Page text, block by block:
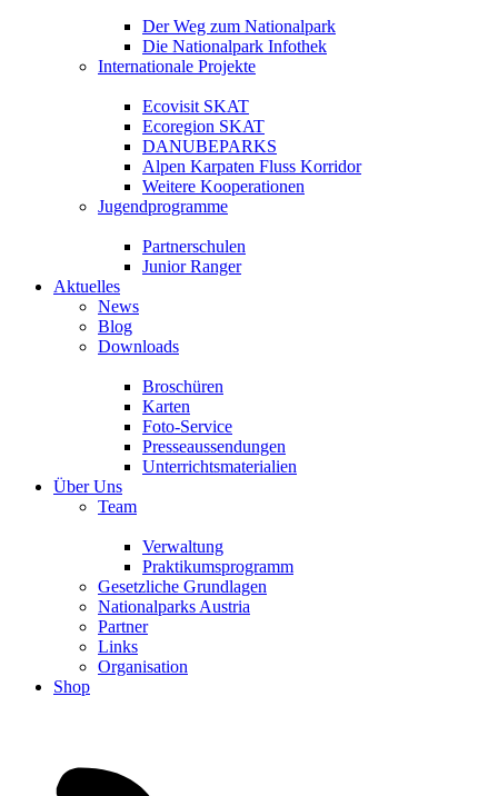
Der Weg zum Nationalpark
Die Nationalpark Infothek
Internationale Projekte
Ecovisit SKAT
Ecoregion SKAT
DANUBEPARKS
Alpen Karpaten Fluss Korridor
Weitere Kooperationen
Jugendprogramme
Partnerschulen
Junior Ranger
Aktuelles
News
Blog
Downloads
Broschüren
Karten
Foto-Service
Presseaussendungen
Unterrichtsmaterialien
Über Uns
Team
Verwaltung
Praktikumsprogramm
Gesetzliche Grundlagen
Nationalparks Austria
Partner
Links
Organisation
Shop